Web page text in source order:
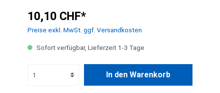
10,10 CHF*
Preise exkl. MwSt. ggf. Versandkosten
Sofort verfügbar, Lieferzeit 1-3 Tage
In den Warenkorb